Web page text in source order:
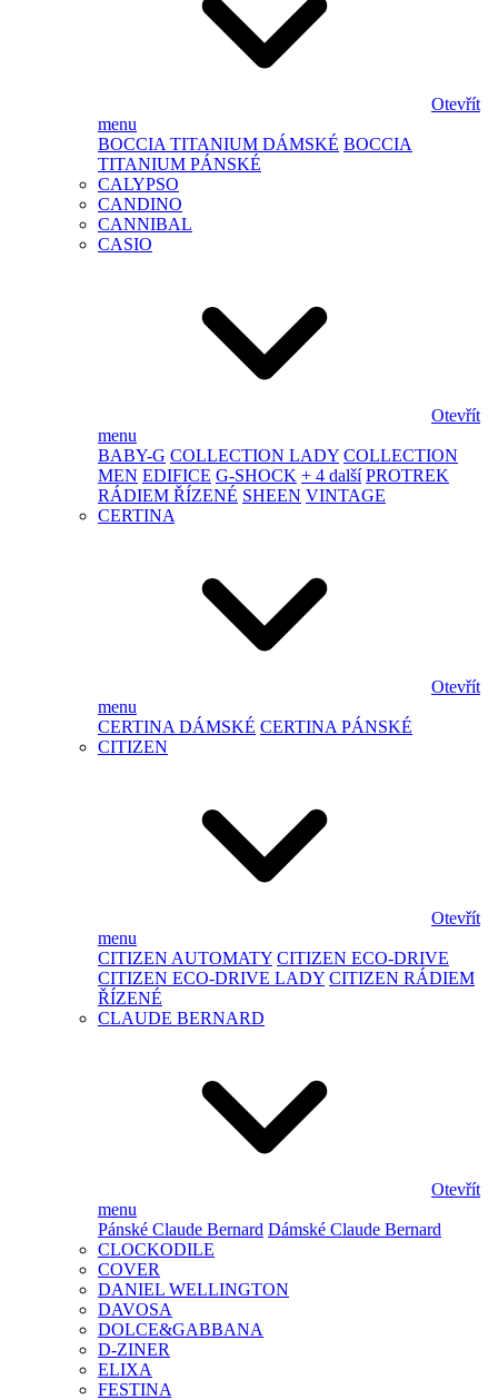
Otevřít
menu
BOCCIA TITANIUM DÁMSKÉ BOCCIA
TITANIUM PÁNSKÉ
CALYPSO
CANDINO
CANNIBAL
CASIO
Otevřít
menu
BABY-G COLLECTION LADY COLLECTION
MEN EDIFICE G-SHOCK + 4 další PROTREK
RÁDIEM ŘÍZENÉ SHEEN VINTAGE
CERTINA
Otevřít
menu
CERTINA DÁMSKÉ CERTINA PÁNSKÉ
CITIZEN
Otevřít
menu
CITIZEN AUTOMATY CITIZEN ECO-DRIVE
CITIZEN ECO-DRIVE LADY CITIZEN RÁDIEM
ŘÍZENÉ
CLAUDE BERNARD
Otevřít
menu
Pánské Claude Bernard Dámské Claude Bernard
CLOCKODILE
COVER
DANIEL WELLINGTON
DAVOSA
DOLCE&GABBANA
D-ZINER
ELIXA
FESTINA